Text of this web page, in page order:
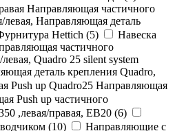
Направляющая частичного
Направляющая деталь
Hettich (5)
Навеска
частичного
Quadro 25 silent system
деталь крепления Quadro,
Push up Quadro25 Направляющая
Push up частичного
,левая/правая, ЕВ20 (6)
(10)
Направляющие с